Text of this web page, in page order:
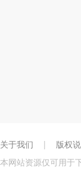
关于我们 | 版权
本网站资源仅可用于